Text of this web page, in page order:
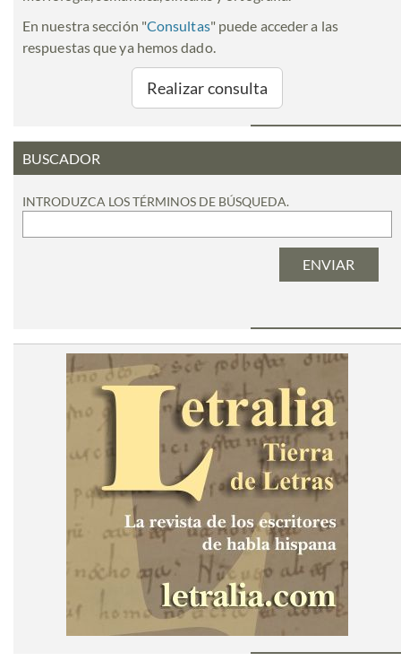
En nuestra sección "Consultas" puede acceder a las
respuestas que ya hemos dado.
Realizar consulta
BUSCADOR
INTRODUZCA LOS TÉRMINOS DE BÚSQUEDA.